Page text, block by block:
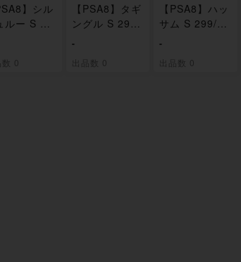
】シル
ルー S 29
数 0
【PSA8】タギ
ングル S 298/
-
出品数 0
【PSA8】ハッ
サム S 299/19
-
出品数 0